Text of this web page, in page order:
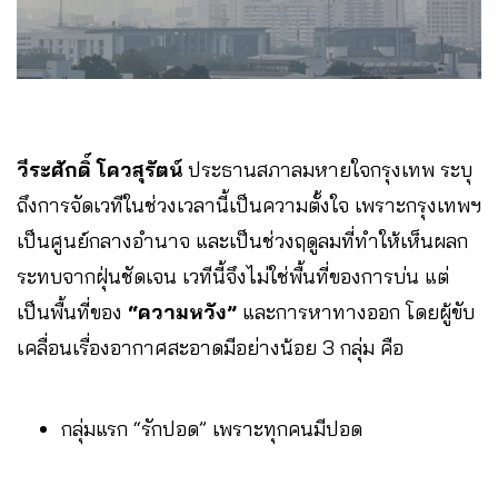
วีระศักดิ์ โควสุรัตน์ ประธานสภาลมหายใจกรุงเทพ ระบุ
ถึงการจัดเวทีในช่วงเวลานี้เป็นความตั้งใจ เพราะกรุงเทพฯ
เป็นศูนย์กลางอำนาจ และเป็นช่วงฤดูลมที่ทำให้เห็นผลก
ระทบจากฝุ่นชัดเจน เวทีนี้จึงไม่ใช่พื้นที่ของการบ่น แต่
เป็นพื้นที่ของ “ความหวัง” และการหาทางออก โดยผู้ขับ
เคลื่อนเรื่องอากาศสะอาดมีอย่างน้อย 3 กลุ่ม คือ
กลุ่มแรก “รักปอด” เพราะทุกคนมีปอด